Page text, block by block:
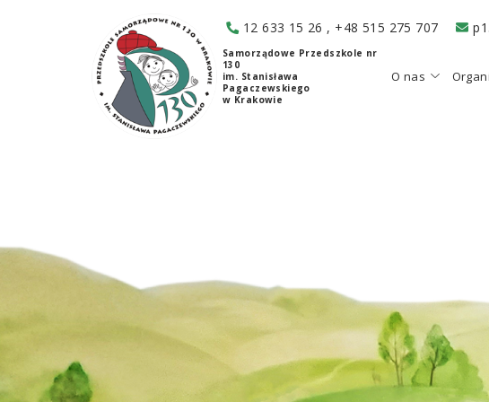
12 633 15 26 , +48 515 275 707
Samorządowe Przedszkole nr
130
im. Stanisława
Pagaczewskiego
w Krakowie
O nas